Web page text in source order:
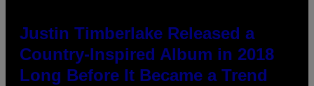
Justin Timberlake Released a
Country-Inspired Album in 2018
Long Before It Became a Trend